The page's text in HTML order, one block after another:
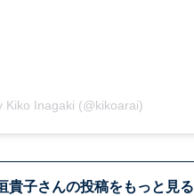
Kiko Inagaki (@kikoarai)
貴子さんの投稿をもっと見る